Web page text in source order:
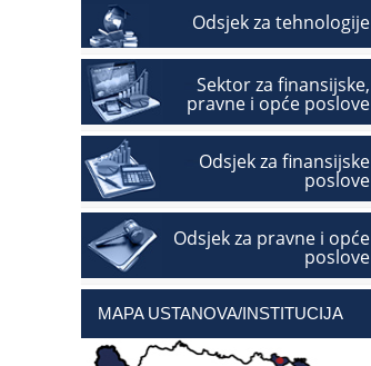
Odsjek za tehnologije
Sektor za finansijske,
pravne i opće poslove
Odsjek za finansijske
poslove
Odsjek za pravne i opće
poslove
MAPA USTANOVA/INSTITUCIJA